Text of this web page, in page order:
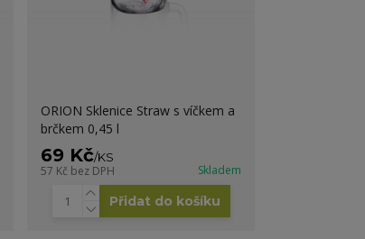
ORION Sklenice Straw s víčkem a
brčkem 0,45 l
69 Kč/KS
57 Kč bez DPH Skladem
Přidat do košíku